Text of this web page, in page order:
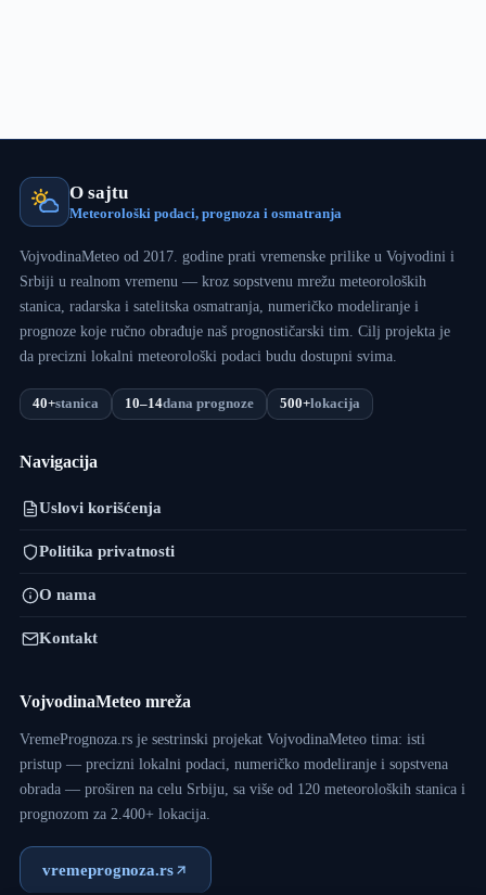
O sajtu
Meteorološki podaci, prognoza i osmatranja
VojvodinaMeteo od 2017. godine prati vremenske prilike u Vojvodini i
Srbiji u realnom vremenu — kroz sopstvenu mrežu meteoroloških
stanica, radarska i satelitska osmatranja, numeričko modeliranje i
prognoze koje ručno obrađuje naš prognostičarski tim. Cilj projekta je
da precizni lokalni meteorološki podaci budu dostupni svima.
40+stanica 10–14dana prognoze 500+lokacija
Navigacija
Uslovi korišćenja
Politika privatnosti
O nama
Kontakt
VojvodinaMeteo mreža
VremePrognoza.rs je sestrinski projekat VojvodinaMeteo tima: isti
pristup — precizni lokalni podaci, numeričko modeliranje i sopstvena
obrada — proširen na celu Srbiju, sa više od 120 meteoroloških stanica i
prognozom za 2.400+ lokacija.
vremeprognoza.rs